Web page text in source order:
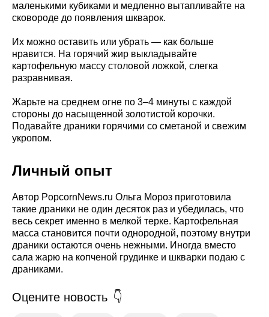
маленькими кубиками и медленно вытапливайте на
сковороде до появления шкварок.
Их можно оставить или убрать — как больше
нравится. На горячий жир выкладывайте
картофельную массу столовой ложкой, слегка
разравнивая.
Жарьте на среднем огне по 3–4 минуты с каждой
стороны до насыщенной золотистой корочки.
Подавайте драники горячими со сметаной и свежим
укропом.
Личный опыт
Автор PopcornNews.ru Ольга Мороз приготовила
такие драники не один десяток раз и убедилась, что
весь секрет именно в мелкой терке. Картофельная
масса становится почти однородной, поэтому внутри
драники остаются очень нежными. Иногда вместо
сала жарю на копченой грудинке и шкварки подаю с
драниками.
Оцените новость